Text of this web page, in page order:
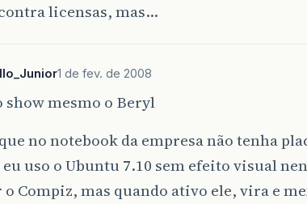
licensas, mas…
1 de fev. de 2008
mesmo o Beryl
no notebook da empresa não tenha
eu uso o Ubuntu 7.10 sem efeito visual
Compiz, mas quando ativo ele, vira e